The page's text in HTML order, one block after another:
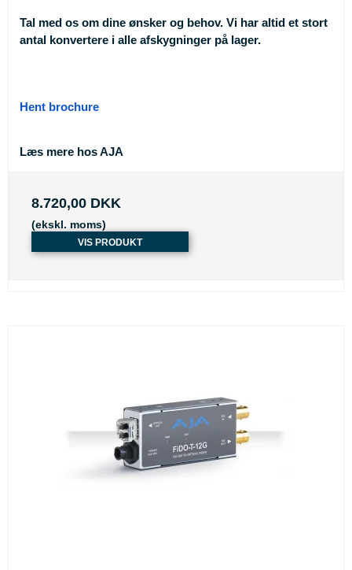
Tal med os om dine ønsker og behov. Vi har altid et stort
antal konvertere i alle afskygninger på lager.
Hent brochure
Læs mere hos AJA
8.720,00 DKK
(ekskl. moms)
VIS PRODUKT